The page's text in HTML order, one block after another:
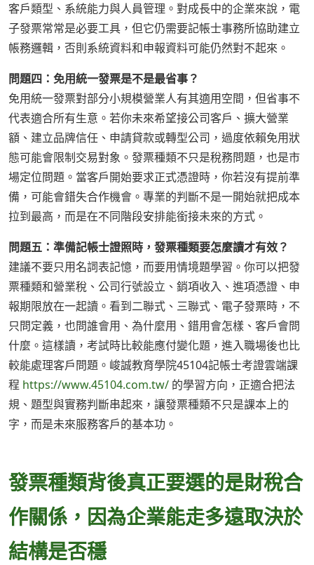
客戶類型、系統能力與人員管理。對成長中的企業來說，電
子發票常常是必要工具，但它仍需要記帳士事務所協助建立
帳務邏輯，否則系統資料和申報資料可能仍然對不起來。
問題四：免用統一發票是不是最省事？
免用統一發票對部分小規模營業人有其適用空間，但省事不
代表適合所有生意。若你未來希望接公司客戶、擴大營業
額、建立品牌信任、申請貸款或轉型公司，過度依賴免用狀
態可能會限制交易對象。發票種類不只是稅務問題，也是市
場定位問題。當客戶開始要求正式憑證時，你若沒有提前準
備，可能會錯失合作機會。專業的判斷不是一開始就把成本
拉到最高，而是在不同階段安排能銜接未來的方式。
問題五：準備記帳士證照時，發票種類要怎麼讀才有效？
建議不要只用名詞表記憶，而要用情境題學習。你可以把發
票種類和營業稅、公司行號設立、銷項收入、進項憑證、申
報期限放在一起讀。看到二聯式、三聯式、電子發票時，不
只問定義，也問誰會用、為什麼用、錯用會怎樣、客戶會問
什麼。這樣讀，考試時比較能應付變化題，進入職場後也比
較能處理客戶問題。峻誠教育學院45104記帳士考證雲端課
程 https://www.45104.com.tw/ 的學習方向，正適合把法
規、題型與實務判斷串起來，讓發票種類不只是課本上的
字，而是未來服務客戶的基本功。
發票種類背後真正要選的是財稅合
作關係，因為企業能走多遠取決於
結構是否穩